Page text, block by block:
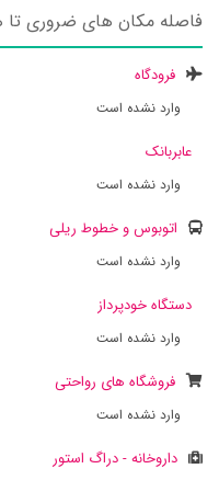
فاصله مکان های ضروری
فرودگاه
وارد نشده است
عابربانک
وارد نشده است
اتوبوس و خطوط ریلی
وارد نشده است
دستگاه خودپرداز
وارد نشده است
فروشگاه های رواحتی
وارد نشده است
داروخانه - دراگ استور